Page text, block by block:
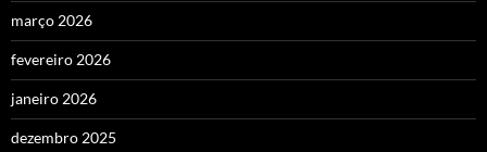
março 2026
fevereiro 2026
janeiro 2026
dezembro 2025